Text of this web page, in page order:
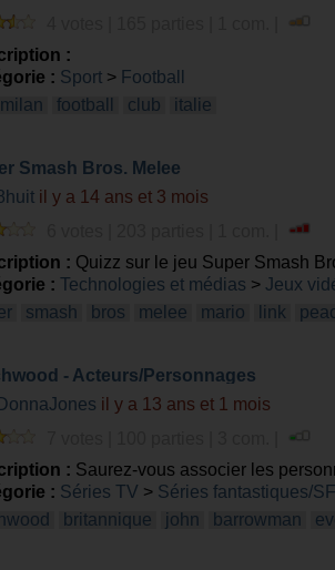
:
: Sport > Football
milan football club italie
Smash Bros. Melee
il y a 14 ans et 3 mois
: Quizz sur le jeu Super Smash
: Technologies et médias > Jeux
smash bros melee mario link
- Acteurs/Personnages
DonnaJones il y a 13 ans et 1 mois
: Saurez-vous associer les
: Séries TV > Séries fantastiques/SF
britannique john barrowman